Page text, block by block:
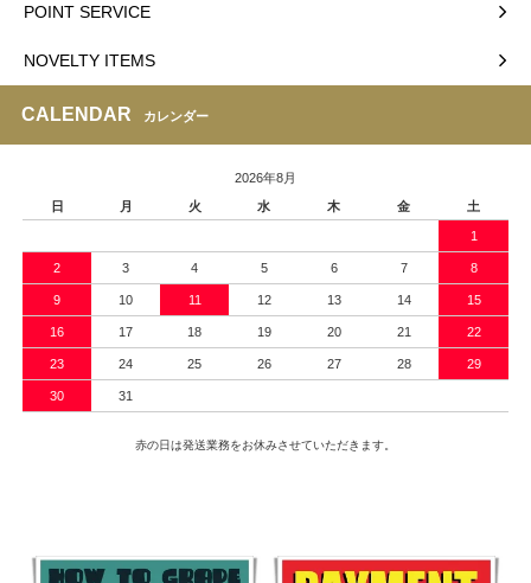
POINT SERVICE
NOVELTY ITEMS
CALENDAR カレンダー
2026年8月
日
月 火 水 木 金 土
1
2 3 4 5 6 7 8
9 10 11 12 13 14 15
16 17 18 19 20 21 22
23 24 25 26 27 28 29
30 31
赤の日は発送業務をお休みさせていただきます。